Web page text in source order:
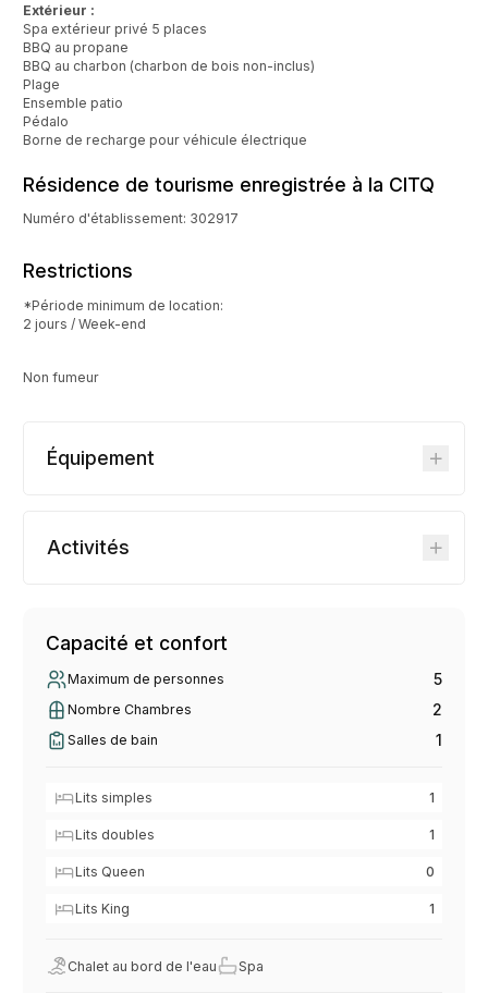
Extérieur :
Spa extérieur privé 5 places
BBQ au propane
BBQ au charbon (charbon de bois non-inclus)
Plage
Ensemble patio
Pédalo
Borne de recharge pour véhicule électrique
Résidence de tourisme enregistrée à la CITQ
Numéro d'établissement: 302917
Restrictions
*Période minimum de location:
2 jours / Week-end
Non fumeur
Équipement
Activités
Capacité et confort
Maximum de personnes 5
Nombre Chambres 2
Salles de bain 1
Lits simples 1
Lits doubles 1
Lits Queen 0
Lits King 1
Chalet au bord de l'eau Spa